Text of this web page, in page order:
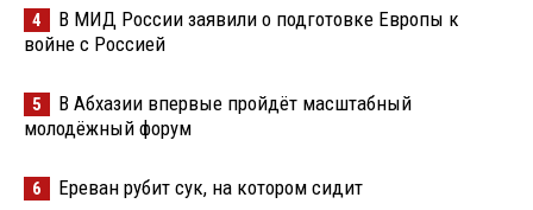
4
В МИД России заявили о подготовке Европы к
войне с Россией
5
В Абхазии впервые пройдёт масштабный
молодёжный форум
6 Ереван рубит сук, на котором сидит